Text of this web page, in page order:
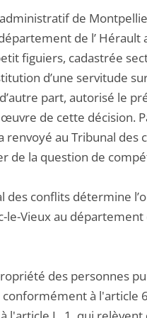
de
de l’ Hérault
figuiers, cadastrée
d’une servitude
part, autorisé le
de cette décision.
au Tribunal des
de la question de
des conflits détermine
Vieux au département
des personnes
à l'article